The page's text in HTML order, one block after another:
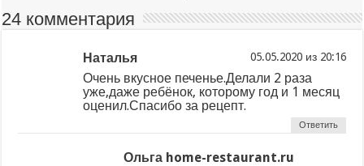
24 комментария
Наталья из
Очень вкусное печенье.Делали 2 раза
уже,даже ребёнок, которому год и 1 месяц
оценил.Спасибо за рецепт.
Ответить
Ольга home-restaurant.ru